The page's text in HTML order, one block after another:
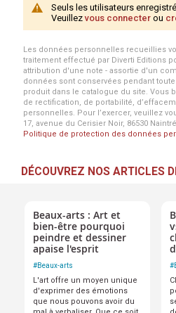
Seuls les utilisateurs
Veuillezvous connecter ou
Les données personnelles recueillies
traitement effectué par Diverti Editions
attribution d'une note - assortie d'un
données sont conservées pendant
produit dans le catalogue du site. Vous
de rectification, de portabilité,
personnelles. Pour l’exercer, veuillez
17, avenue du Cerisier Noir, 86530
Politique de protection des données
DÉCOUVREZ NOS ARTICLES
Beaux-arts : Art et
bien-être pourquoi
peindre et dessiner
apaise l'esprit
#Beaux-arts
L'art offre un moyen unique
d'exprimer des émotions
que nous pouvons avoir du
#